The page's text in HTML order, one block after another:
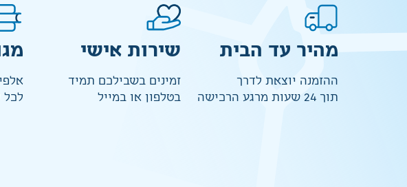
מהיר עד הבית
ההזמנה יוצאת לדרך
תוך 24 שעות מרגע הרכישה
שירות אישי
זמינים בשבילכם תמיד
בטלפון או במייל
לכל